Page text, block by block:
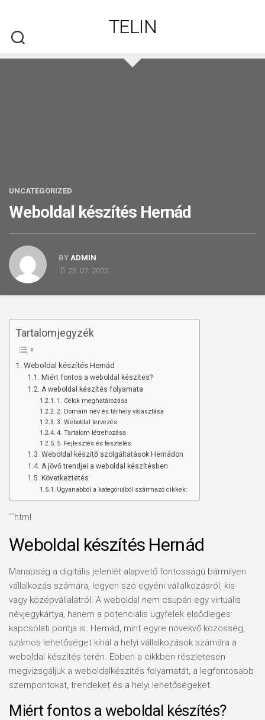
content
TELIN
UNCATEGORIZED
Weboldal készítés​ Hernád
BY ADMIN
23. 07. 2025
Tartalomjegyzék
Weboldal készítés Hernád
Miért fontos a weboldal készítés?
A weboldal készítés folyamata
1. Célok meghatározása
2. Domain név és tárhely választása
3. Weboldal tervezés
4. Tartalom létrehozása
5. Fejlesztés és tesztelés
Weboldal készítő szolgáltatások Hernádon
A jövő trendjei a weboldal készítésben
Következtetés
Ugyanabból a kategóriából származó cikkek:
“`html
Weboldal készítés Hernád
Manapság a digitális jelenlét alapvető fontosságú bármilyen
vállalkozás számára, legyen szó egyéni vállalkozásról, kis-
vagy középvállalatról. A weboldal nem csupán egy virtuális
névjegykártya, hanem a potenciális ügyfelek elsődleges
kapcsolati pontja is. Hernád, mint egyre növekvő közösség,
számos lehetőséget kínál a helyi vállalkozások számára a
weboldal készítés terén. Ebben a cikkben részletesen
megvizsgáljuk a weboldalkészítés folyamatát, a legfontosabb
szempontokat, trendeket és a helyi lehetőségeket.
Miért fontos a weboldal készítés?